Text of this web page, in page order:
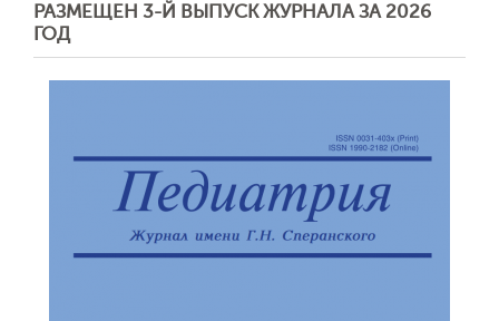
РАЗМЕЩЕН 3-Й ВЫПУСК ЖУРНАЛА ЗА 2026
ГОД